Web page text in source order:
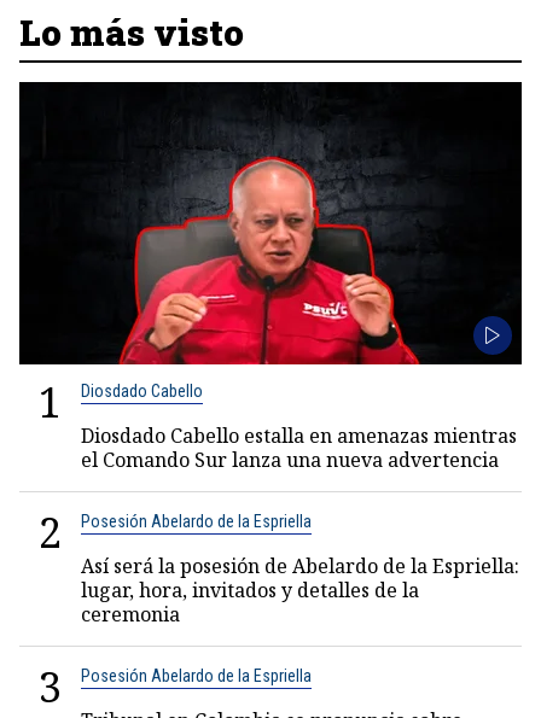
Lo más visto
1 Diosdado Cabello
Diosdado Cabello estalla en amenazas mientras
el Comando Sur lanza una nueva advertencia
2 Posesión Abelardo de la Espriella
Así será la posesión de Abelardo de la Espriella:
lugar, hora, invitados y detalles de la
ceremonia
3 Posesión Abelardo de la Espriella